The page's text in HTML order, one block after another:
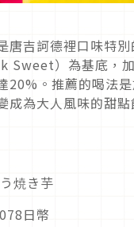
唐吉訶德裡口味特
Sweet）為基底，
20%。推薦的喝法
成為大人風味的甜
焼き芋
日幣